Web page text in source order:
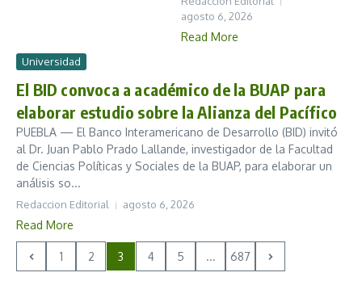
agosto 6, 2026
Read More
Universidad
El BID convoca a académico de la BUAP para
elaborar estudio sobre la Alianza del Pacífico
PUEBLA — El Banco Interamericano de Desarrollo (BID) invitó
al Dr. Juan Pablo Prado Lallande, investigador de la Facultad
de Ciencias Políticas y Sociales de la BUAP, para elaborar un
análisis so...
Redaccion Editorial agosto 6, 2026
Read More
1 2 3 4 5 ... 687